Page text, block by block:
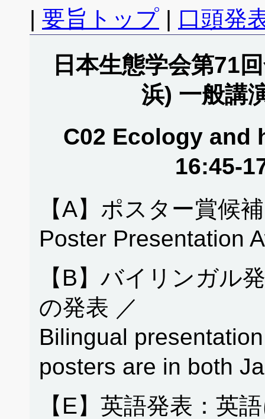
| 要旨トップ | 口頭発
日本生態学会第71
浜) 一般講
C02 Ecology and
16:45-
【A】ポスター賞候
Poster Presentation
【B】バイリンガル
の発表 ／
Bilingual
posters are in both
【E】英語発表：英